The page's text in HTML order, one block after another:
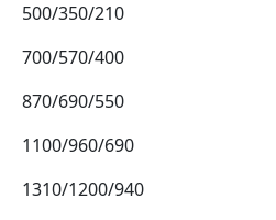
500/350/210
700/570/400
870/690/550
1100/960/690
1310/1200/940